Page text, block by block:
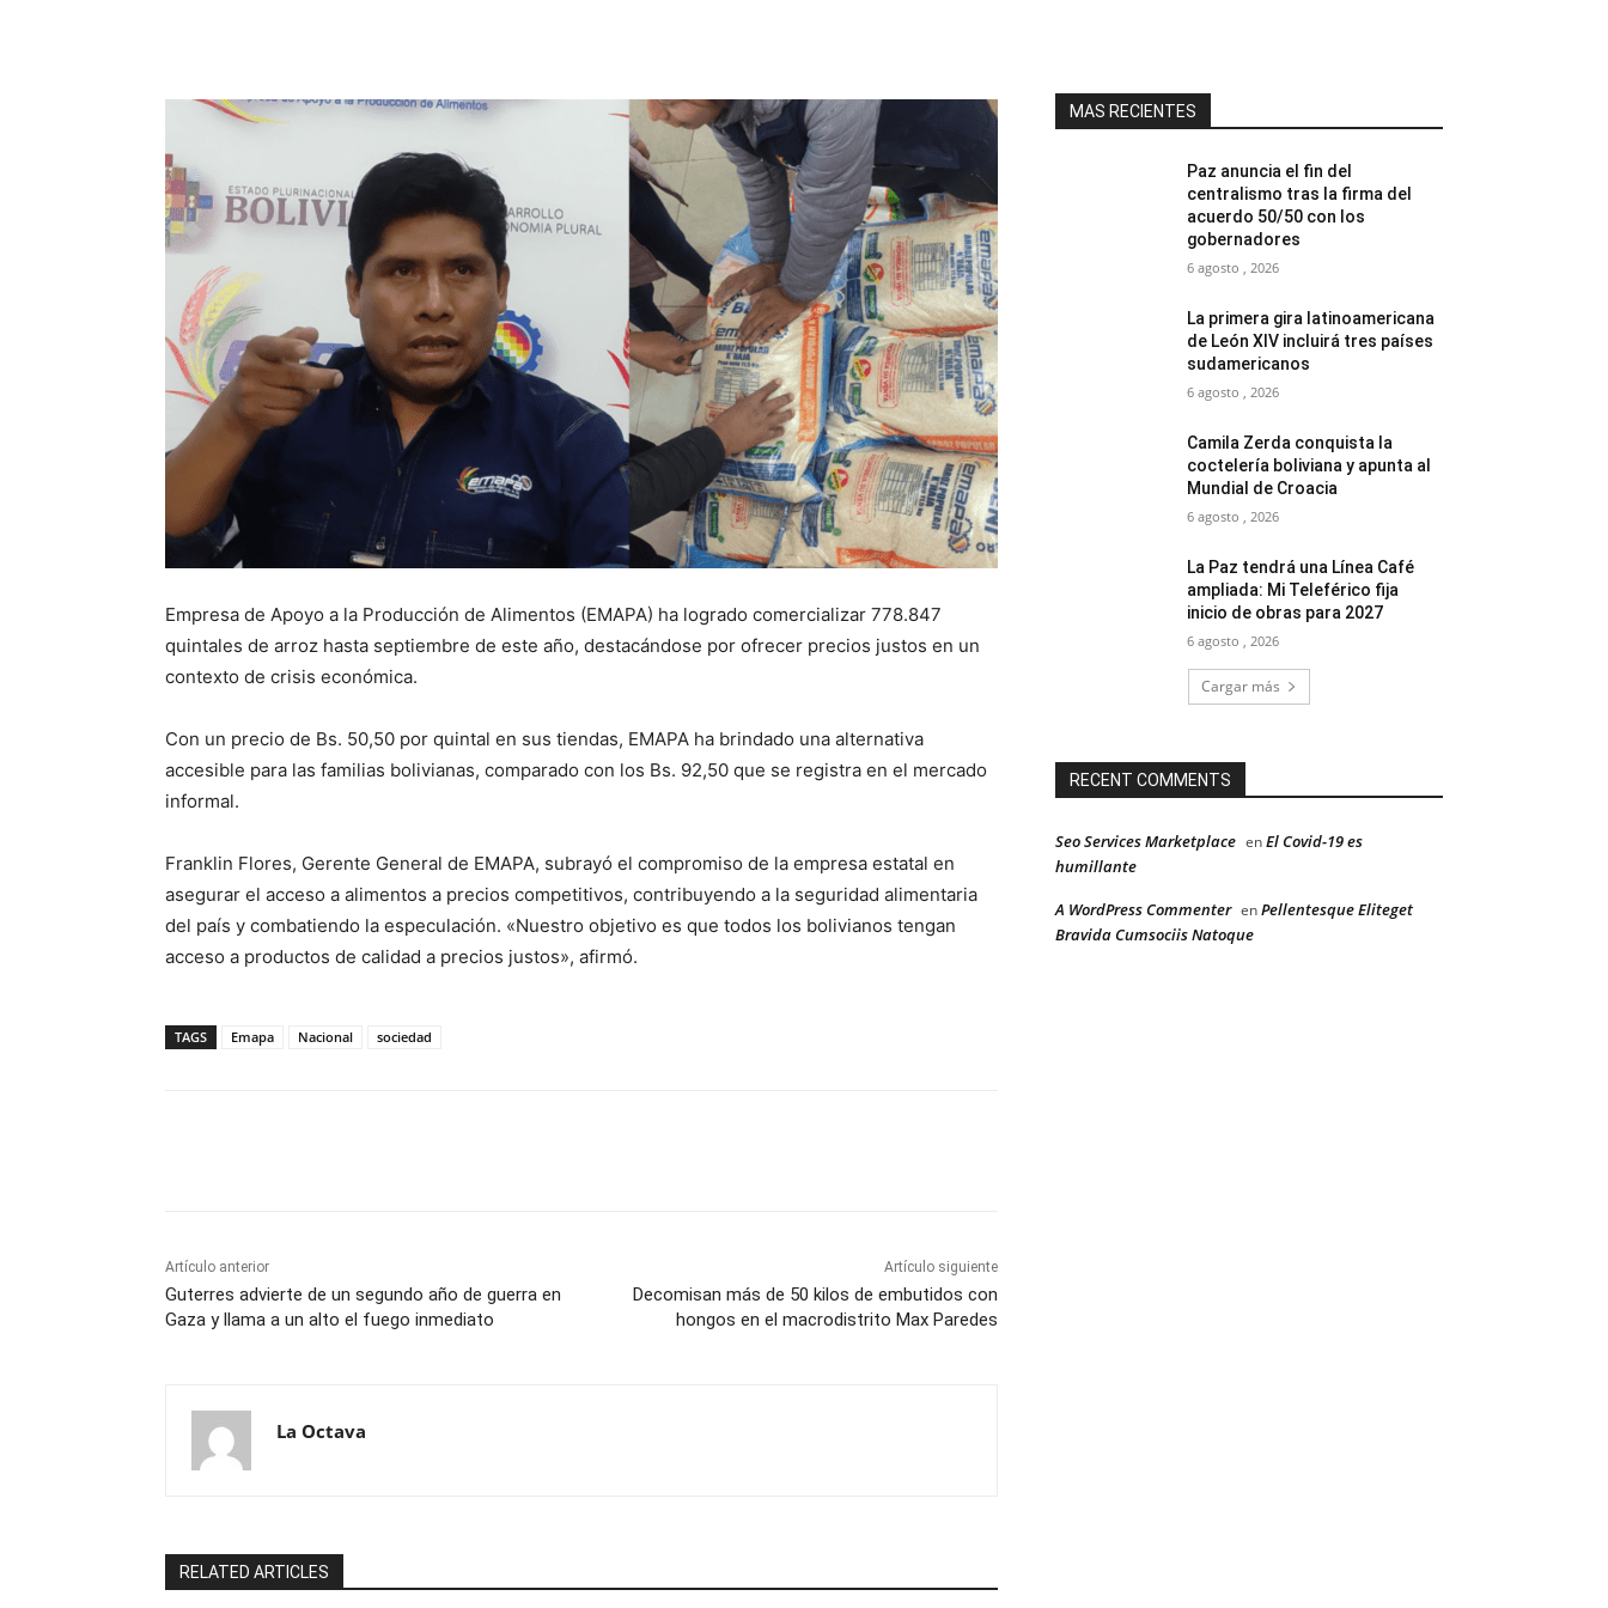
Empresa de Apoyo a la Producción de Alimentos (EMAPA) ha logrado comercializar 778.847
quintales de arroz hasta septiembre de este año, destacándose por ofrecer precios justos en un
contexto de crisis económica.
Con un precio de Bs. 50,50 por quintal en sus tiendas, EMAPA ha brindado una alternativa
accesible para las familias bolivianas, comparado con los Bs. 92,50 que se registra en el mercado
informal.
Franklin Flores, Gerente General de EMAPA, subrayó el compromiso de la empresa estatal en
asegurar el acceso a alimentos a precios competitivos, contribuyendo a la seguridad alimentaria
del país y combatiendo la especulación. «Nuestro objetivo es que todos los bolivianos tengan
acceso a productos de calidad a precios justos», afirmó.
TAGS Emapa Nacional sociedad
Artículo anterior
Guterres advierte de un segundo año de guerra en
Gaza y llama a un alto el fuego inmediato
Artículo siguiente
Decomisan más de 50 kilos de embutidos con
hongos en el macrodistrito Max Paredes
La Octava
RELATED ARTICLES
MAS RECIENTES
Paz anuncia el fin del
centralismo tras la firma del
acuerdo 50/50 con los
gobernadores
6 agosto , 2026
La primera gira latinoamericana
de León XIV incluirá tres países
sudamericanos
6 agosto , 2026
Camila Zerda conquista la
coctelería boliviana y apunta al
Mundial de Croacia
6 agosto , 2026
La Paz tendrá una Línea Café
ampliada: Mi Teleférico fija
inicio de obras para 2027
6 agosto , 2026
Cargar más
RECENT COMMENTS
Seo Services Marketplace enEl Covid-19 es
humillante
A WordPress Commenter enPellentesque Eliteget
Bravida Cumsociis Natoque